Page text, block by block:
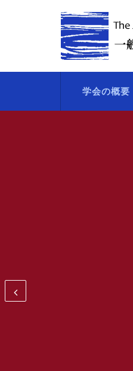
学会の概要